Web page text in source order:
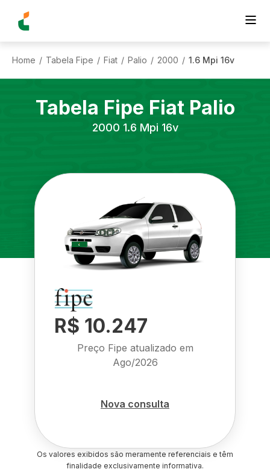
Home / Tabela Fipe / Fiat / Palio / 2000 / 1.6 Mpi 16v
Tabela Fipe Fiat Palio
2000 1.6 Mpi 16v
R$ 10.247
Preço Fipe atualizado em
Ago/2026
Nova consulta
Os valores exibidos são meramente referenciais e têm
finalidade exclusivamente informativa.